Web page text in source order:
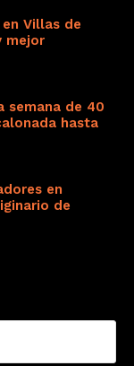
Villas de
mejor
semana de 40
hasta
en
de